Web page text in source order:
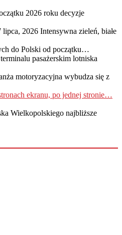
2026 roku decyzje
lipca, 2026 Intensywna zieleń, białe
do Polski od początku…
pasażerskim lotniska
motoryzacyjna wybudza się z
ekranu, po jednej stronie…
Wielkopolskiego najbliższe